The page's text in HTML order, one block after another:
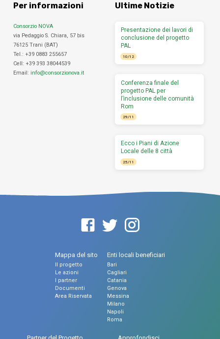
Per informazioni
Consorzio NOVA
via Pedaggio S. Chiara, 57 bis
76125 Trani (BAT)
Tel.: +39 0883 255657
Cell: +39 393 38044539
Email: info@consorzionova.it
Ultime Notizie
Presentazione dei lavori di
conclusione del progetto
PAL
10/12
Conferenza finale del
progetto PAL per
l’inclusione delle comunità
Rom
29/11
Ecco i Piani di Azione
Locale delle 8 città
25/11
Mappa del sito
Il progetto
Le azioni
I partner
Documenti
Area Riservata
Enti locali beneficiari
Bari
Cagliari
Catania
Genova
Messina
Milano
Napoli
Roma